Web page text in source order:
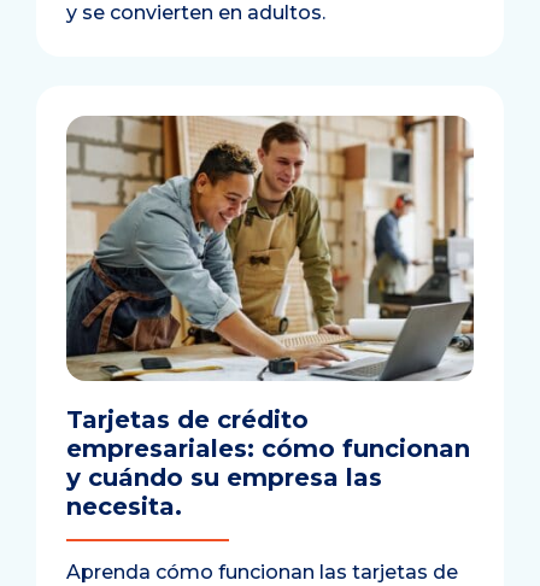
y se convierten en adultos.
Tarjetas de crédito
empresariales: cómo funcionan
y cuándo su empresa las
necesita.
Aprenda cómo funcionan las tarjetas de